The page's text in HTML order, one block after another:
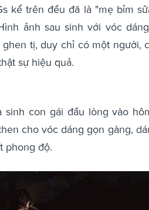
kể trên đều đã là "mẹ bỉm
ảnh sau sinh với vóc
tị, duy chỉ có một người,
sự hiệu quả.
sinh con gái đầu lòng vào
cho vóc dáng gọn gàng,
phong độ.